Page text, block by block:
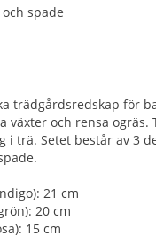
spade
trädgårdsredskap för
växter och rensa ogräs.
i trä. Setet består av 3
21 cm
20 cm
15 cm